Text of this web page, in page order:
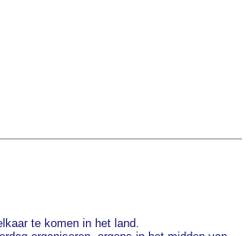
te komen in het land.